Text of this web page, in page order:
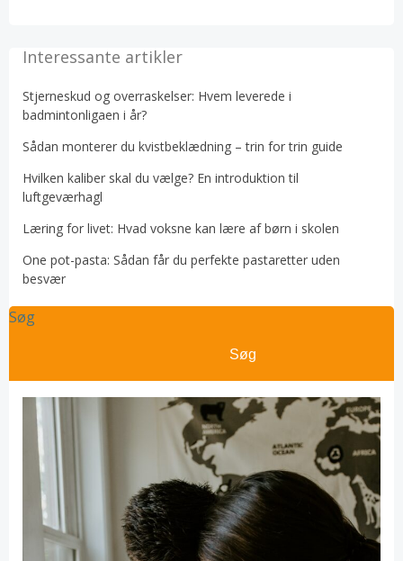
Interessante artikler
Stjerneskud og overraskelser: Hvem leverede i
badmintonligaen i år?
Sådan monterer du kvistbeklædning – trin for trin guide
Hvilken kaliber skal du vælge? En introduktion til
luftgeværhagl
Læring for livet: Hvad voksne kan lære af børn i skolen
One pot-pasta: Sådan får du perfekte pastaretter uden
besvær
Søg
Søg